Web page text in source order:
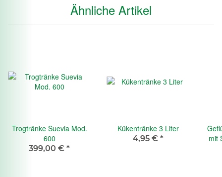
Ähnliche Artikel
Trogtränke Suevia Mod.
600
399,00 € *
Kükentränke 3 Liter
4,95 € *
mit